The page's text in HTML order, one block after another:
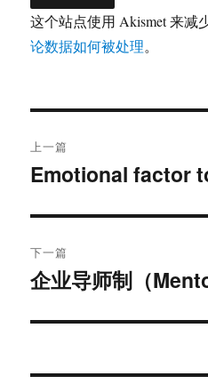
这个站点使用 Akismet 来减
论数据如何被处理。
章
航
上一篇
上
文
章：
Emotional factor
下一篇
下
文
企业导师制（